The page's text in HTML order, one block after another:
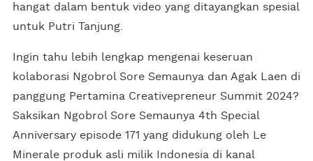
hangat dalam bentuk video yang ditayangkan spesial
untuk Putri Tanjung.
Ingin tahu lebih lengkap mengenai keseruan
kolaborasi Ngobrol Sore Semaunya dan Agak Laen di
panggung Pertamina Creativepreneur Summit 2024?
Saksikan Ngobrol Sore Semaunya 4th Special
Anniversary episode 171 yang didukung oleh Le
Minerale produk asli milik Indonesia di kanal